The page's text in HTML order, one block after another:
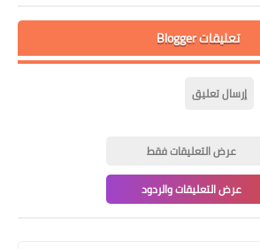
تعليقات Blogger
إرسال تعليق
عرض التعليقات فقط
عرض التعليقات والردود